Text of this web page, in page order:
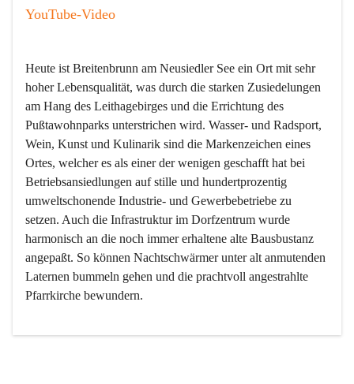
YouTube-Video
Heute ist Breitenbrunn am Neusiedler See ein Ort mit sehr
hoher Lebensqualität, was durch die starken Zusiedelungen
am Hang des Leithagebirges und die Errichtung des
Pußtawohnparks unterstrichen wird. Wasser- und Radsport,
Wein, Kunst und Kulinarik sind die Markenzeichen eines
Ortes, welcher es als einer der wenigen geschafft hat bei
Betriebsansiedlungen auf stille und hundertprozentig
umweltschonende Industrie- und Gewerbebetriebe zu
setzen. Auch die Infrastruktur im Dorfzentrum wurde
harmonisch an die noch immer erhaltene alte Bausbustanz
angepaßt. So können Nachtschwärmer unter alt anmutenden
Laternen bummeln gehen und die prachtvoll angestrahlte
Pfarrkirche bewundern.
Der Weinbau dominert heute nicht mehr, ist aber integrativer